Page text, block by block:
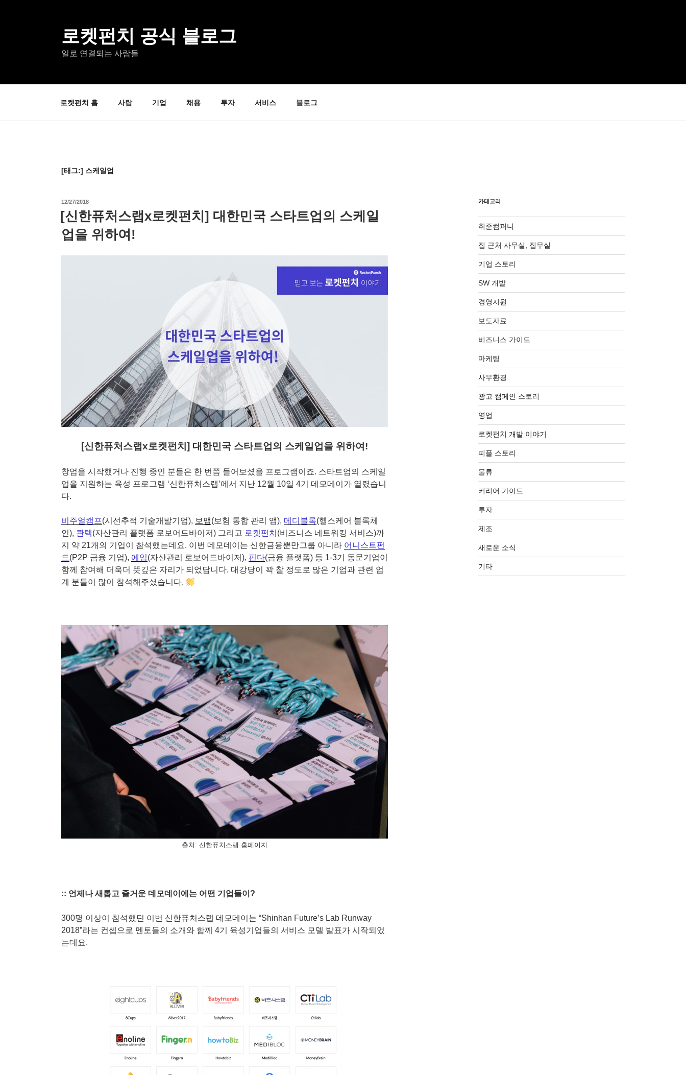
로켓펀치 공식 블로그
일로 연결되는 사람들
로켓펀치 홈 사람 기업 채용 투자 서비스 블로그
[태그:] 스케일업
작
일
12/27/2018
[신한퓨처스랩x로켓펀치] 대한민국 스타트업의 스케일
업을 위하여!
[신한퓨처스랩x로켓펀치] 대한민국 스타트업의 스케일업을 위하여!
창업을 시작했거나 진행 중인 분들은 한 번쯤 들어보셨을 프로그램이죠. 스타트업의 스케일
업을 지원하는 육성 프로그램 ‘신한퓨처스랩’에서 지난 12월 10일 4기 데모데이가 열렸습니
다.
비주얼캠프(시선추적 기술개발기업), 보맵(보험 통합 관리 앱), 메디블록(헬스케어 블록체
인), 콴텍(자산관리 플랫폼 로보어드바이저) 그리고 로켓펀치 (비즈니스 네트워킹 서비스)까
지 약 21개의 기업이 참석했는데요. 이번 데모데이는 신한금융뿐만그룹 아니라 어니스트펀
드(P2P 금융 기업), 에임(자산관리 로보어드바이저), 핀다(금융 플랫폼) 등 1-3기 동문기업이
함께 참여해 더욱더 뜻깊은 자리가 되었답니다. 대강당이 꽉 찰 정도로 많은 기업과 관련 업
계 분들이 많이 참석해주셨습니다.
출처: 신한퓨처스랩 홈페이지
:: 언제나 새롭고 즐거운 데모데이에는 어떤 기업들이?
300명 이상이 참석했던 이번 신한퓨처스랩 데모데이는 “Shinhan Future’s Lab Runway
2018”라는 컨셉으로 멘토들의 소개와 함께 4기 육성기업들의 서비스 모델 발표가 시작되었
는데요.
카테고리
취준컴퍼니
집 근처 사무실, 집무실
기업 스토리
SW 개발
경영지원
보도자료
비즈니스 가이드
마케팅
사무환경
광고 캠페인 스토리
영업
로켓펀치 개발 이야기
피플 스토리
물류
커리어 가이드
투자
제조
새로운 소식
기타